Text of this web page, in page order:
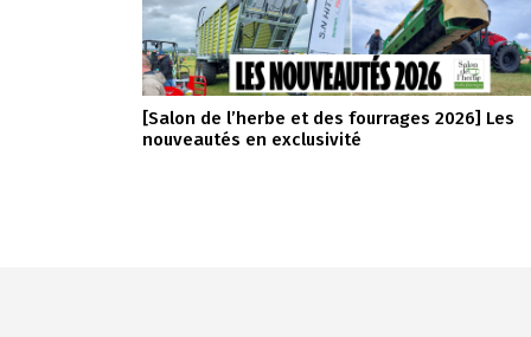
[Salon de l’herbe et des fourrages 2026] Les
nouveautés en exclusivité